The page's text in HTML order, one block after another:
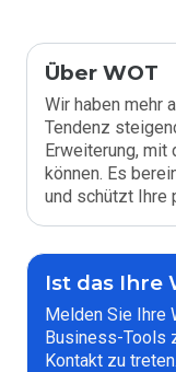
Über WOT
Wir haben mehr
Tendenz
Erweiterung, mit
können. Es
und schützt Ihre
Ist das Ihre
Melden Sie Ihre
Business-Tools
Kontakt zu treten.